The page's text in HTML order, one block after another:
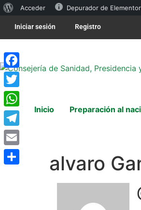
Acceder Depurador de Elementor
Iniciar sesión Registro
Inicio Preparación al
alvaro
Facebook
Twitter
WhatsApp
Telegram
Email